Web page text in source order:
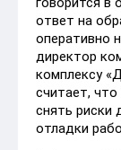
ответ на
оперативно
директор
комплексу
считает, что
снять риски
отладки